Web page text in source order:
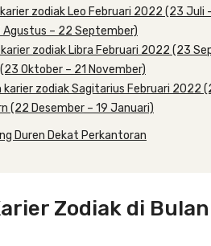
karier zodiak Leo Februari 2022 (23 Juli
Agustus – 22 September)
zodiak Libra Februari 2022 (23
Oktober – 21 November)
karier zodiak Sagitarius Februari 2022
(22 Desember – 19 Januari)
Duren Dekat Perkantoran
Zodiak di